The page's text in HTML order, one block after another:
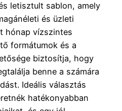
letisztult sablon, amely
és üzleti
hónap vízszintes
formátumok és a
biztosítja, hogy
benne a számára
Ideális választás
hatékonyabban